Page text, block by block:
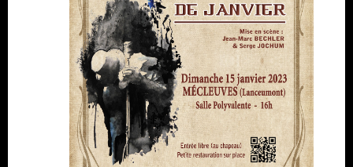
Contacts + Accès